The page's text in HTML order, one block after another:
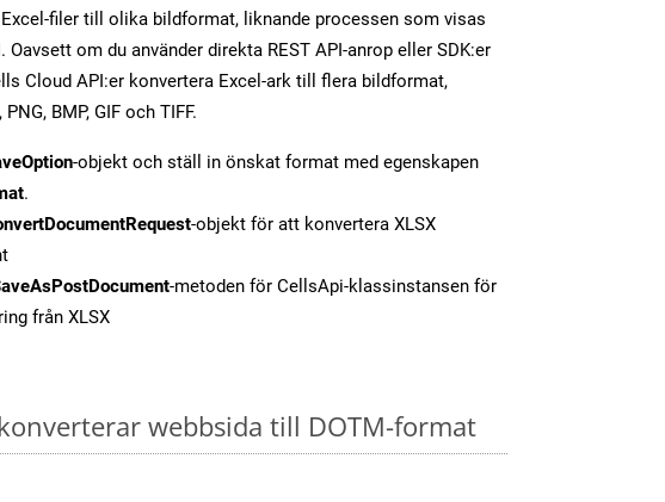
filer till olika bildformat, liknande processen som visas
Oavsett om du använder direkta REST API-anrop eller SDK:er
Cloud API:er konvertera Excel-ark till flera bildformat,
BMP, GIF och TIFF.
-objekt och ställ in önskat format med egenskapen
.
-objekt för att konvertera XLSX
-metoden för CellsApi-klassinstansen för
från XLSX
webbsida till DOTM-format